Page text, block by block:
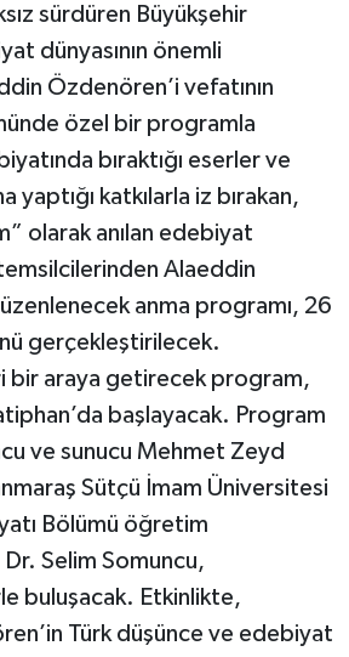
sürdüren Büyükşehir
dünyasının önemli
Özdenören’i vefatının
özel bir programla
bıraktığı eserler ve
yaptığı katkılarla iz bırakan,
olarak anılan edebiyat
temsilcilerinden Alaeddin
anma programı, 26
gerçekleştirilecek.
bir araya getirecek program,
başlayacak. Program
ve sunucu Mehmet Zeyd
Sütçü İmam Üniversitesi
Bölümü öğretim
Selim Somuncu,
buluşacak. Etkinlikte,
Türk düşünce ve edebiyat